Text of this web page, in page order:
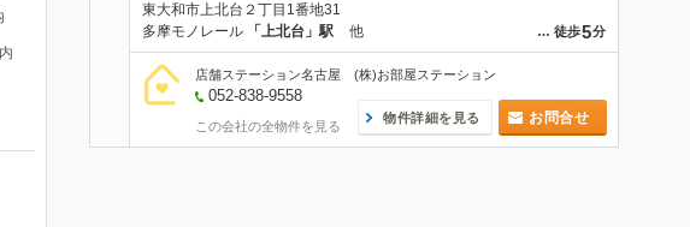
東大和市上北台２丁目1番地31
… 徒歩5分
多摩モノレール 「上北台」駅 他
店舗ステーション名古屋 (株)お部屋ステーション
052-838-9558
この会社の全物件を見る
物件詳細を見る お問合せ